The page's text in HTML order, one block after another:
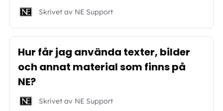
Skrivet av NE Support
Hur får jag använda texter, bilder
och annat material som finns på
NE?
Skrivet av NE Support